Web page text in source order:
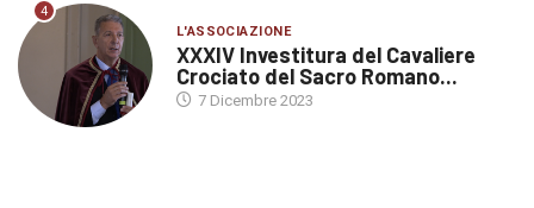
4
L'ASSOCIAZIONE
XXXIV Investitura del Cavaliere
Crociato del Sacro Romano...
7 Dicembre 2023